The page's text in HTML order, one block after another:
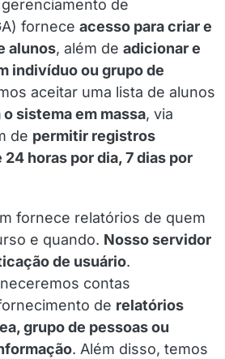
de
fornece acesso para criar e
alunos, além de adicionar e
indivíduo ou grupo de
aceitar uma lista de alunos
sistema em massa, via
de permitir registros
horas por dia, 7 dias por
fornece relatórios de quem
e quando. Nosso servidor
de usuário.
contas
de relatórios
grupo de pessoas ou
. Além disso, temos